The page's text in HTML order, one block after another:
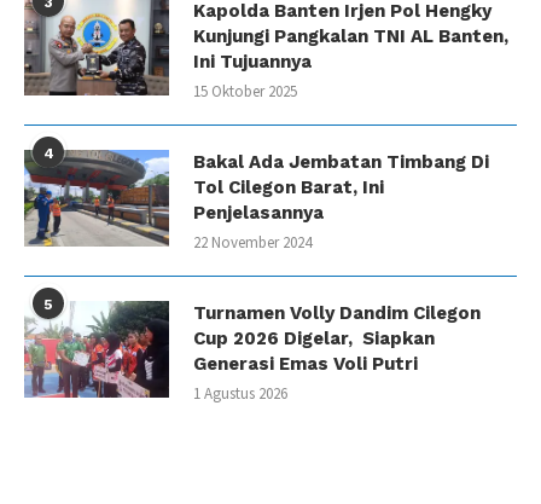
Kapolda Banten Irjen Pol Hengky
Kunjungi Pangkalan TNI AL Banten,
Ini Tujuannya
15 Oktober 2025
4
Bakal Ada Jembatan Timbang Di
Tol Cilegon Barat, Ini
Penjelasannya
22 November 2024
5
Turnamen Volly Dandim Cilegon
Cup 2026 Digelar, Siapkan
Generasi Emas Voli Putri
1 Agustus 2026